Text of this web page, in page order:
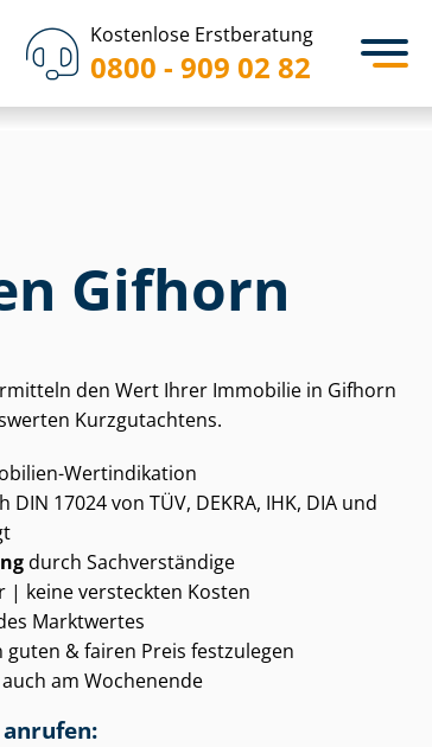
Kostenlose Erstberatung
0800 - 909 02 82
Gifhorn
den Wert Ihrer Immobilie in Gifhorn
Kurzgutachtens.
Wertindikation
17024 von TÜV, DEKRA, IHK, DIA und
durch Sachverständige
keine versteckten Kosten
Marktwertes
guten & fairen Preis festzulegen
am Wochenende